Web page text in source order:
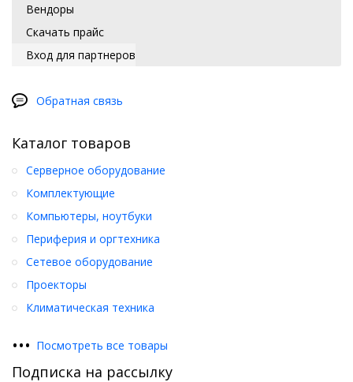
Вендоры
Скачать прайс
Вход для партнеров
Обратная связь
Каталог товаров
Серверное оборудование
Комплектующие
Компьютеры, ноутбуки
Периферия и оргтехника
Сетевое оборудование
Проекторы
Климатическая техника
••• Посмотреть все товары
Подписка на рассылку